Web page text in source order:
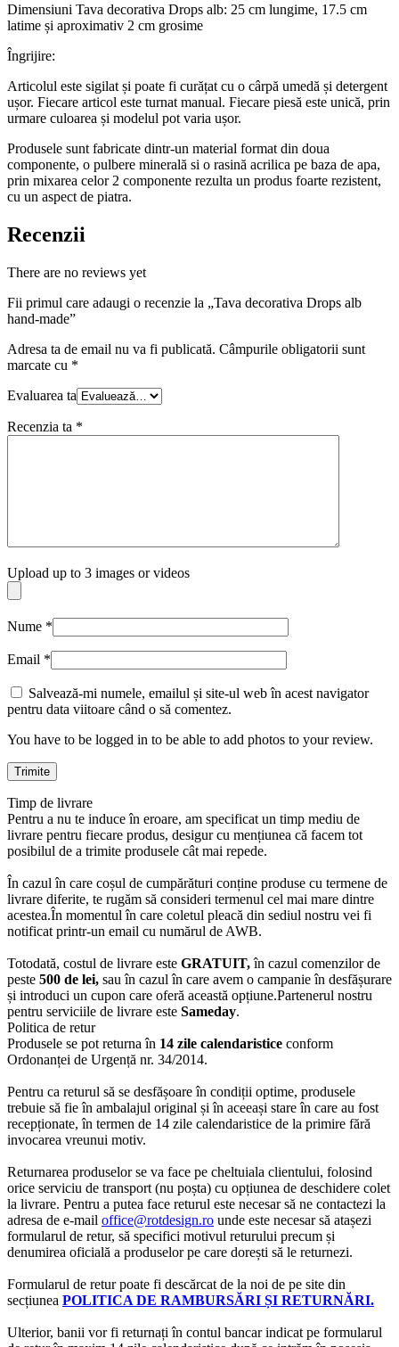
Dimensiuni Tava decorativa Drops alb: 25 cm lungime, 17.5 cm
latime și aproximativ 2 cm grosime
Îngrijire:
Articolul este sigilat și poate fi curățat cu o cârpă umedă și detergent
ușor. Fiecare articol este turnat manual. Fiecare piesă este unică, prin
urmare culoarea și modelul pot varia ușor.
Produsele sunt fabricate dintr-un material format din doua
componente, o pulbere minerală si o rasină acrilica pe baza de apa,
prin mixarea celor 2 componente rezulta un produs foarte rezistent,
cu un aspect de piatra.
Recenzii
There are no reviews yet
Fii primul care adaugi o recenzie la „Tava decorativa Drops alb
hand-made”
Adresa ta de email nu va fi publicată. Câmpurile obligatorii sunt
marcate cu *
Evaluarea ta
Recenzia ta *
Upload up to 3 images or videos
Nume *
Email *
Salvează-mi numele, emailul și site-ul web în acest navigator
pentru data viitoare când o să comentez.
You have to be logged in to be able to add photos to your review.
Timp de livrare
Pentru a nu te induce în eroare, am specificat un timp mediu de
livrare pentru fiecare produs, desigur cu mențiunea că facem tot
posibilul de a trimite produsele cât mai repede.
În cazul în care coșul de cumpărături conține produse cu termene de
livrare diferite, te rugăm să consideri termenul cel mai mare dintre
acestea.În momentul în care coletul pleacă din sediul nostru vei fi
notificat printr-un email cu numărul de AWB.
Totodată, costul de livrare este GRATUIT,în cazul comenzilor de
peste 500 de lei, sau în cazul în care avem o campanie în desfășurare
și introduci un cupon care oferă această opțiune.Partenerul nostru
pentru serviciile de livrare este Sameday.
Politica de retur
Produsele se pot returna în 14 zile calendaristice conform
Ordonanței de Urgență nr. 34/2014.
Pentru ca returul să se desfășoare în condiții optime, produsele
trebuie să fie în ambalajul original și în aceeași stare în care au fost
recepționate, în termen de 14 zile calendaristice de la primire fără
invocarea vreunui motiv.
Returnarea produselor se va face pe cheltuiala clientului, folosind
orice serviciu de transport (nu poșta) cu opțiunea de deschidere colet
la livrare. Pentru a putea face returul este necesar să ne contactezi la
adresa de e-mail office@rotdesign.ro unde este necesar să atașezi
formularul de retur, să specifici motivul returului precum și
denumirea oficială a produselor pe care dorești să le returnezi.
Formularul de retur poate fi descărcat de la noi de pe site din
secțiunea POLITICA DE RAMBURSĂRI ȘI RETURNĂRI.
Ulterior, banii vor fi returnați în contul bancar indicat pe formularul